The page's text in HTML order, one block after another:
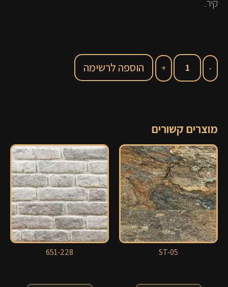
קיר.
הוספה לרשימה
מוצרים קשורים
ST-05
651-228